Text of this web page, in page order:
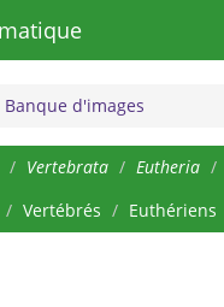
Banque d'images
Vertebrata Eutheria
Vertébrés Euthériens